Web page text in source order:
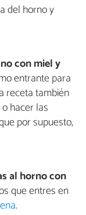
del horno y
con miely
entrante para
receta también
o hacer las
por supuesto,
al horno con
que entres en
.